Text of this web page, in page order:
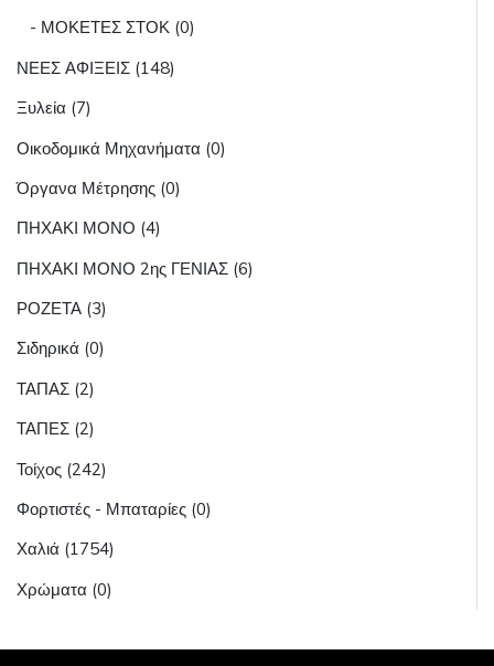
- ΜΟΚΕΤΕΣ ΣΤΟΚ (0)
ΝΕΕΣ ΑΦΙΞΕΙΣ (148)
Ξυλεία (7)
Οικοδομικά Μηχανήματα (0)
Όργανα Μέτρησης (0)
ΠΗΧΑΚΙ ΜΟΝΟ (4)
ΠΗΧΑΚΙ ΜΟΝΟ 2ης ΓΕΝΙΑΣ (6)
ΡΟΖΕΤΑ (3)
Σιδηρικά (0)
ΤΑΠΑΣ (2)
ΤΑΠΕΣ (2)
Τοίχος (242)
Φορτιστές - Μπαταρίες (0)
Χαλιά (1754)
Χρώματα (0)